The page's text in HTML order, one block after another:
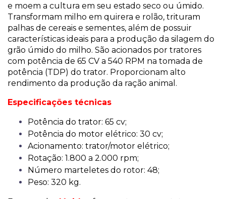
e moem a cultura em seu estado seco ou úmido.
Transformam milho em quirera e rolão, trituram
palhas de cereais e sementes, além de possuir
características ideais para a produção da silagem do
grão úmido do milho. São acionados por tratores
com potência de 65 CV a 540 RPM na tomada de
potência (TDP) do trator. Proporcionam alto
rendimento da produção da ração animal.
Especificações técnicas
Potência do trator: 65 cv;
Potência do motor elétrico: 30 cv;
Acionamento: trator/motor elétrico;
Rotação: 1.800 a 2.000 rpm;
Número marteletes do rotor: 48;
Peso: 320 kg.